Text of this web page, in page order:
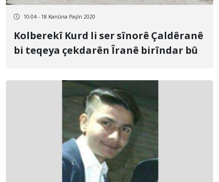
10:04 - 18 Kanûna Paşîn 2020
Kolberekî Kurd li ser sînorê Çaldêranê
bi teqeya çekdarên Îranê birîndar bû